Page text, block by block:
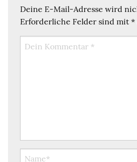
Deine E-Mail-Adresse wird
Erforderliche Felder sind mit *